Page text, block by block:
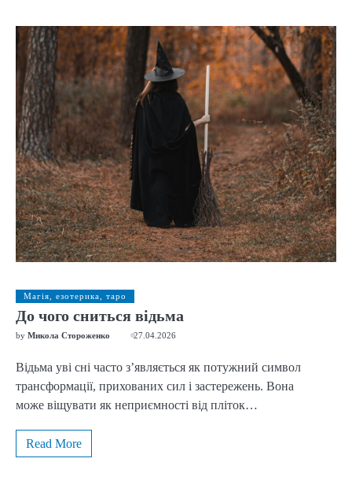
Магія, езотерика, таро
До чого сниться відьма
by Микола Стороженко 27.04.2026
Відьма уві сні часто з’являється як потужний символ
трансформації, прихованих сил і застережень. Вона
може віщувати як неприємності від пліток…
Read More